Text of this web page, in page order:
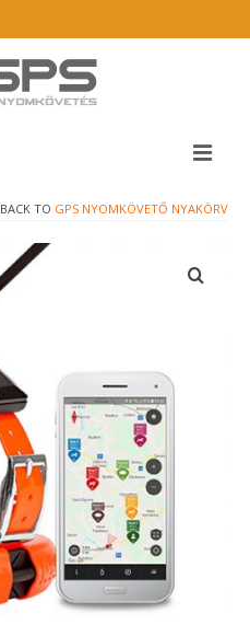
BACK TO GPS NYOMKÖVETŐ NYAKÖRV